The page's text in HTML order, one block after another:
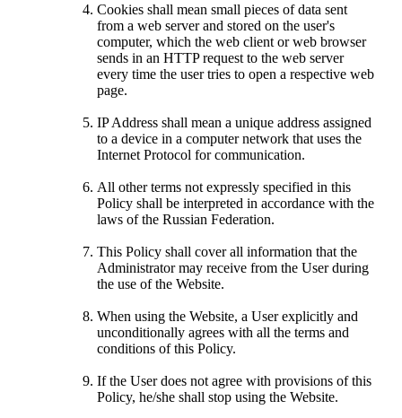
Cookies shall mean small pieces of data sent
from a web server and stored on the user's
computer, which the web client or web browser
sends in an HTTP request to the web server
every time the user tries to open a respective web
page.
IP Address shall mean a unique address assigned
to a device in a computer network that uses the
Internet Protocol for communication.
All other terms not expressly specified in this
Policy shall be interpreted in accordance with the
laws of the Russian Federation.
This Policy shall cover all information that the
Administrator may receive from the User during
the use of the Website.
When using the Website, a User explicitly and
unconditionally agrees with all the terms and
conditions of this Policy.
If the User does not agree with provisions of this
Policy, he/she shall stop using the Website.